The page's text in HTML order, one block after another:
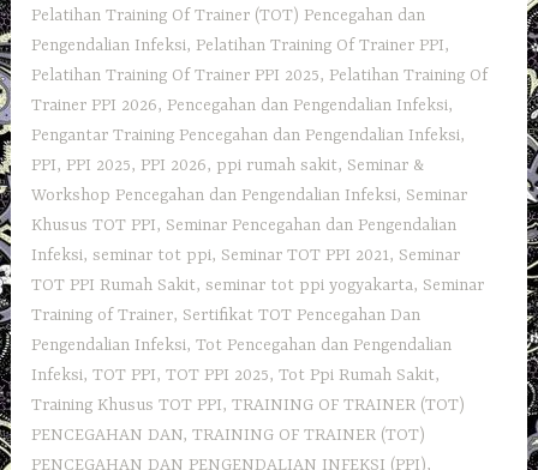
Pelatihan Training Of Trainer (TOT) Pencegahan dan
Pengendalian Infeksi, Pelatihan Training Of Trainer PPI,
Pelatihan Training Of Trainer PPI 2025, Pelatihan Training Of
Trainer PPI 2026, Pencegahan dan Pengendalian Infeksi,
Pengantar Training Pencegahan dan Pengendalian Infeksi‎,
PPI, PPI 2025, PPI 2026, ppi rumah sakit, Seminar &
Workshop Pencegahan dan Pengendalian Infeksi, Seminar
Khusus TOT PPI, Seminar Pencegahan dan Pengendalian
Infeksi,seminar tot ppi, Seminar TOT PPI 2021, Seminar
TOT PPI Rumah Sakit,seminar tot ppi yogyakarta, Seminar
Training of Trainer, Sertifikat TOT Pencegahan Dan
Pengendalian Infeksi,Tot Pencegahan dan Pengendalian
Infeksi,TOT PPI,TOT PPI 2025,Tot Ppi Rumah Sakit,
Training Khusus TOT PPI,TRAINING OF TRAINER (TOT)
PENCEGAHAN DAN,TRAINING OF TRAINER (TOT)
PENCEGAHAN DAN PENGENDALIAN INFEKSI (PPI),